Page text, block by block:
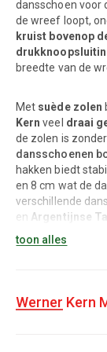
dansschoen voor
de wreef loopt,
kruist bovenop
breedte van de
Met suède zolen
Kern veel draai
de zolen is
dansschoenen
hakken biedt
en 8 cm wat de
verschillende
en Argentijnse
suède of lederen
toon alles
Werner Kern